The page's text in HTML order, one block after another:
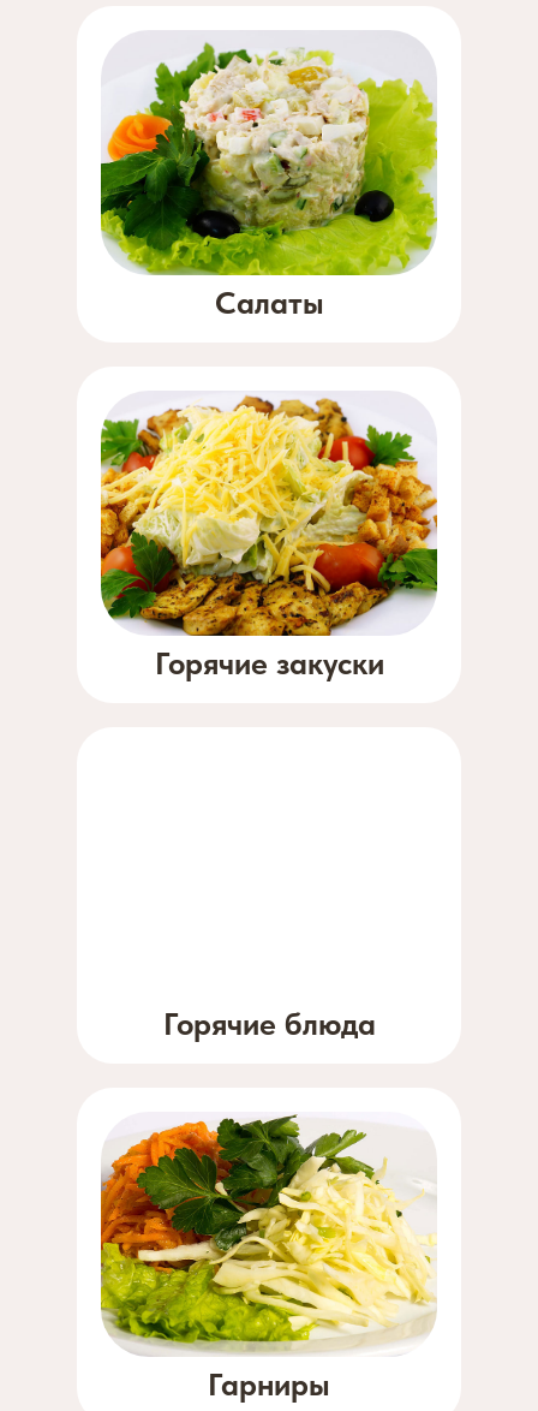
Салаты
Горячие закуски
Гарниры
Горячие блюда